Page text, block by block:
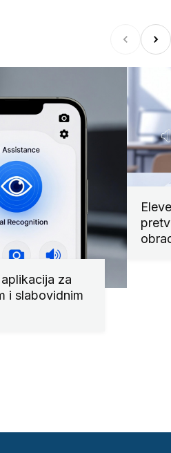
za
i slabovidnim